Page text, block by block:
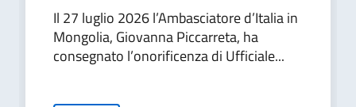
Il 27 luglio 2026 l’Ambasciatore d’Italia in
Mongolia, Giovanna Piccarreta, ha
consegnato l’onorificenza di Ufficiale...